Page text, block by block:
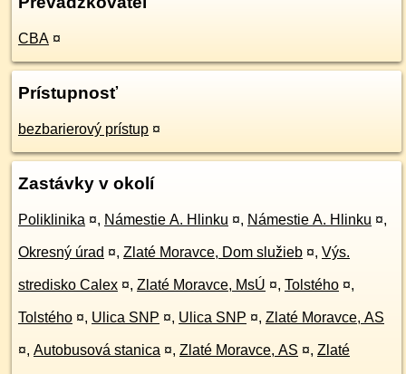
CBA ¤
Prístupnosť
bezbarierový prístup ¤
Zastávky v okolí
Poliklinika ¤, Námestie A. Hlinku ¤, Námestie A. Hlinku ¤,
Okresný úrad ¤, Zlaté Moravce, Dom služieb ¤, Výs.
stredisko Calex ¤, Zlaté Moravce, MsÚ ¤, Tolstého ¤,
Tolstého ¤, Ulica SNP ¤, Ulica SNP ¤, Zlaté Moravce, AS
¤, Autobusová stanica ¤, Zlaté Moravce, AS ¤, Zlaté